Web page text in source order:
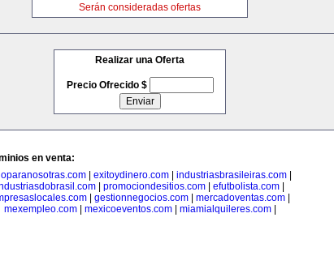
Serán consideradas ofertas
Realizar una Oferta
Precio Ofrecido $
en venta:
exitoydinero.com industriasbrasileiras.com
| promociondesitios.com| efutbolista.com|
| gestionnegocios.com| mercadoventas.com|
mexempleo.com| mexicoeventos.com| miamialquileres.com|